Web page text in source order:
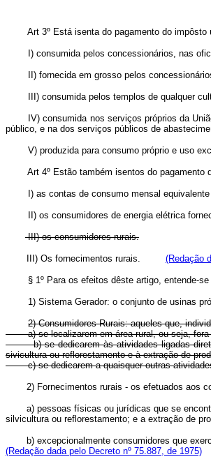
Art 3º Está isenta do pagamento do impôsto
I) consumida pelos concessionários, nas
II) fornecida em grosso pelos
III) consumida pelos templos de qualquer
IV) consumida nos serviços próprios da União,
público, e na dos serviços públicos de
V) produzida para consumo próprio e uso
Art 4º Estão também isentos do pagamento
I) as contas de consumo mensal equivalente
II) os consumidores de energia elétrica
III) os consumidores rurais.
III) Os fornecimentos rurais. (Redação
§ 1º Para os efeitos dêste artigo, entende-se
1) Sistema Gerador: o conjunto de usinas
2) Consumidores Rurais: aqueles que,
a) se localizarem em área rural, ou seja, fora
b) se dedicarem às atividades ligadas
sivicultura ou reflorestamento e à extração de
c) se dedicarem a quaisquer outras atividades
2) Fornecimentos rurais - os efetuados
a) pessoas físicas ou jurídicas que se
silvicultura ou reflorestamento; e a extração de
b) excepcionalmente consumidores que
(Redação dada pelo Decreto nº 75.887, de 1975)